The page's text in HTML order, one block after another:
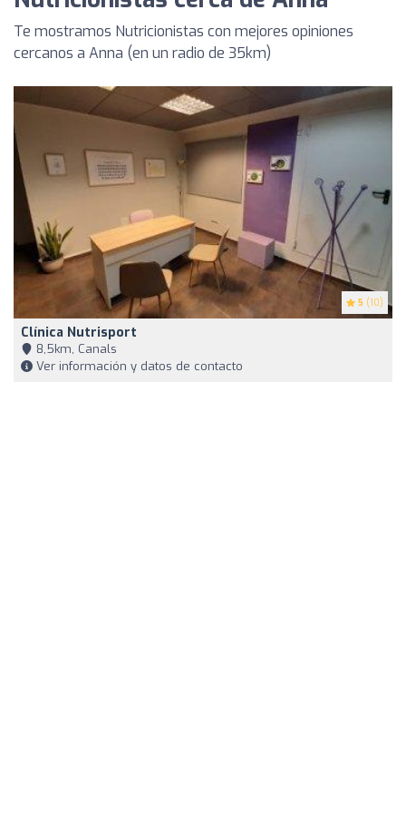
Te mostramos Nutricionistas con mejores opiniones
cercanos a Anna (en un radio de 35km)
5 (10)
Clínica Nutrisport
8,5km, Canals
Ver información y datos de contacto